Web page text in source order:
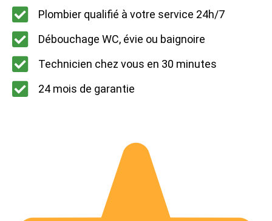
Plombier qualifié à votre service 24h/7
Débouchage WC, évie ou baignoire
Technicien chez vous en 30 minutes
24 mois de garantie